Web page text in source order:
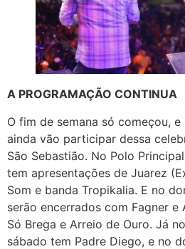
A PROGRAMAÇÃO CONTINUA
O fim de semana só começou,
ainda vão participar dessa
São Sebastião. No Polo
tem apresentações de Juarez
Som e banda Tropikalia. E no
serão encerrados com Fagner e
Só Brega e Arreio de Ouro. Já
sábado tem Padre Diego, e no